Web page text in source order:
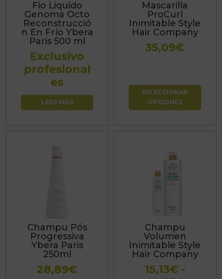
Fio Liquido
Genoma Octo
Reconstrucció
n En Frío Ybera
Paris 500 ml
Exclusivo
profesional
es
LEER MÁS
Mascarilla
ProCurl
Inimitable Style
Hair Company
35,09€
SELECCIONAR
OPCIONES
opciones
se
pueden
elegir
página
producto
Champu Pós
Progressiva
Ybera Paris
250ml
28,89€
Champu
Volumen
Inimitable Style
Hair Company
15,13€ -
múltiples
opciones
se
pueden
elegir